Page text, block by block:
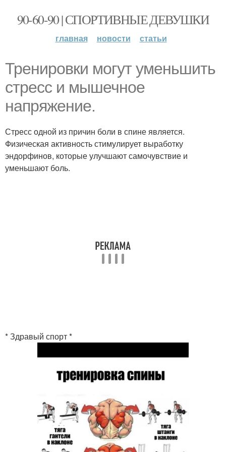
90-60-90 | СПОРТИВНЫЕ ДЕВУШКИ
главная новости статьи
Тренировки могут уменьшить
стресс и мышечное
напряжение.
Стресс одной из причин боли в спине является.
Физическая активность стимулирует выработку
эндорфинов, которые улучшают самочувствие и
уменьшают боль.
* Здравый спорт *